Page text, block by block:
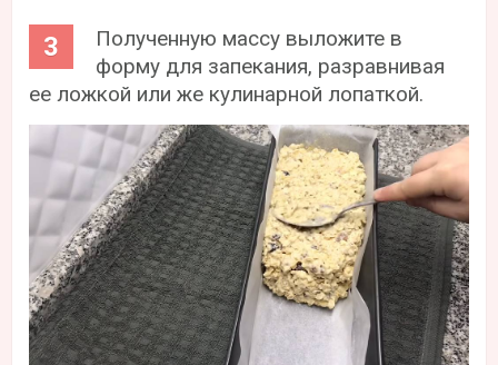
Полученную массу выложите в
форму для запекания, разравнивая
ее ложкой или же кулинарной лопаткой.